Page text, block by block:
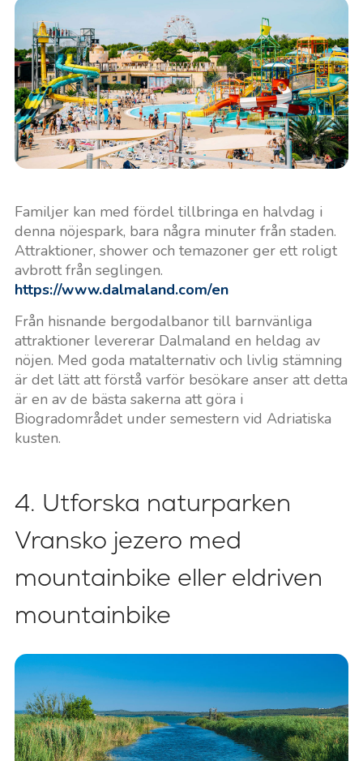
Familjer kan med fördel tillbringa en halvdag i
denna nöjespark, bara några minuter från staden.
Attraktioner, shower och temazoner ger ett roligt
avbrott från seglingen.
https://www.dalmaland.com/en
Från hisnande bergodalbanor till barnvänliga
attraktioner levererar Dalmaland en heldag av
nöjen. Med goda matalternativ och livlig stämning
är det lätt att förstå varför besökare anser att detta
är en av de bästa sakerna att göra i
Biogradområdet under semestern vid Adriatiska
kusten.
4. Utforska naturparken
Vransko jezero med
mountainbike eller eldriven
mountainbike